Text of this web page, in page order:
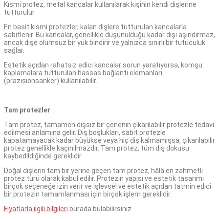
Kısmi protez, metal kancalar kullanılarak kişinin kendi dişlerine
tutturulur.
En basit kısmi protezler, kalan dişlere tutturulan kancalarla
sabitlenir. Bu kancalar, genellikle düşünüldüğü kadar dişi aşındırmaz,
ancak dişe olumsuz bir yük bindirir ve yalnızca sınırlı bir tutuculuk
sağlar.
Estetik açıdan rahatsız edici kancalar sorun yaratıyorsa, komşu
kaplamalara tutturulan hassas bağlantı elemanları
(präzisionsanker) kullanılabilir.
Tam protezler
Tam protez, tamamen dişsiz bir çenenin çıkarılabilir protezle tedavi
edilmesi anlamına gelir. Diş boşlukları, sabit protezle
kapatamayacak kadar büyükse veya hiç diş kalmamışsa, çıkarılabilir
protez genellikle kaçınılmazdır. Tam protez, tüm diş dokusu
kaybedildiğinde gereklidir.
Doğal dişlerin tam bir yerine geçen tam protez, hâlâ en zahmetli
protez türü olarak kabul edilir. Protezin yapısı ve estetik tasarımı
birçok seçeneğe izin verir ve işlevsel ve estetik açıdan tatmin edici
bir protezin tamamlanması için birçok işlem gereklidir.
Fiyatlarla ilgili bilgileri burada bulabilirsiniz.